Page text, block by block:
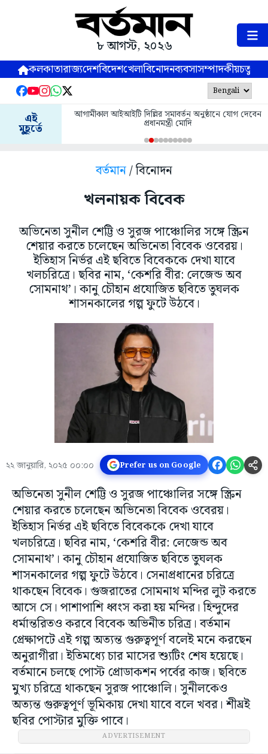
৮ আগস্ট, ২০২৬
কলকাতারাজ্যদেশবিদেশখেলাবিনোদনব্যবসাসম্পাদকীয়
এই
মুহূর্তে
আগামীকাল আইআইটি দিল্লির সমাবর্তন অনুষ্ঠানে যোগ দেবেন
প্রধানমন্ত্রী মোদি
বর্তমান/ বিনোদন
খলনায়ক বিবেক
অভিনেতা সুনীল শেট্টি ও সুরজ পাঞ্চোলির সঙ্গে স্ক্রিন
শেয়ার করতে চলেছেন অভিনেতা বিবেক ওবেরয়।
ইতিহাস নির্ভর এই ছবিতে বিবেককে দেখা যাবে
খলচরিত্রে। ছবির নাম, ‘কেশরি বীর: লেজেন্ড অব
সোমনাথ’। কানু চৌহান প্রযোজিত ছবিতে তুঘলক
শাসনকালের গল্প ফুটে উঠবে।
২২ জানুয়ারি, ২০২৫ ০০:০০ Prefer us on Google
অভিনেতা সুনীল শেট্টি ও সুরজ পাঞ্চোলির সঙ্গে স্ক্রিন
শেয়ার করতে চলেছেন অভিনেতা বিবেক ওবেরয়।
ইতিহাস নির্ভর এই ছবিতে বিবেককে দেখা যাবে
খলচরিত্রে। ছবির নাম, ‘কেশরি বীর: লেজেন্ড অব
সোমনাথ’। কানু চৌহান প্রযোজিত ছবিতে তুঘলক
শাসনকালের গল্প ফুটে উঠবে। সেনাপ্রধানের চরিত্রে
থাকছেন বিবেক। গুজরাতের সোমনাথ মন্দির লুট করতে
আসে সে। পাশাপাশি ধ্বংস করা হয় মন্দির। হিন্দুদের
ধর্মান্তরিতও করবে বিবেক অভিনীত চরিত্র। বর্তমান
প্রেক্ষাপটে এই গল্প অত্যন্ত গুরুত্বপূর্ণ বলেই মনে করছেন
অনুরাগীরা। ইতিমধ্যে চার মাসের শ্যুটিং শেষ হয়েছে।
বর্তমানে চলছে পোস্ট প্রোডাকশন পর্বের কাজ। ছবিতে
মুখ্য চরিত্রে থাকছেন সুরজ পাঞ্চোলি। সুনীলকেও
অত্যন্ত গুরুত্বপূর্ণ ভূমিকায় দেখা যাবে বলে খবর। শীঘ্রই
ছবির পোস্টার মুক্তি পাবে।
ADVERTISEMENT